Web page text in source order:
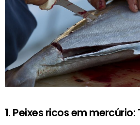
1. Peixes ricos em